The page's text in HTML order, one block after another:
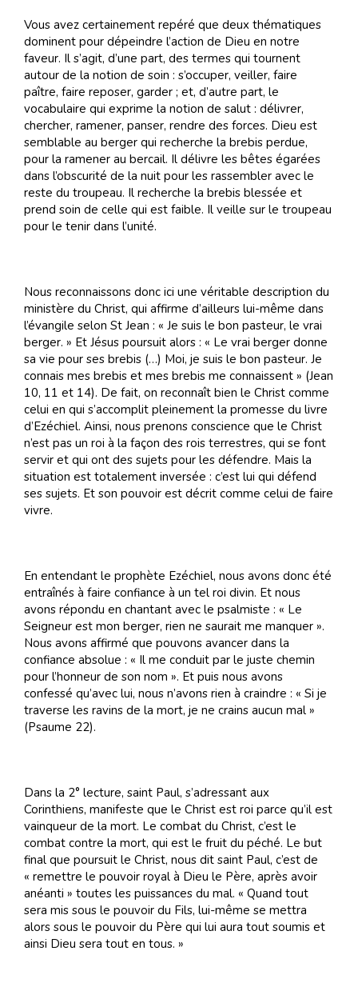
Vous avez certainement repéré que deux thématiques
dominent pour dépeindre l’action de Dieu en notre
faveur. Il s’agit, d’une part, des termes qui tournent
autour de la notion de soin : s’occuper, veiller, faire
paître, faire reposer, garder ; et, d’autre part, le
vocabulaire qui exprime la notion de salut : délivrer,
chercher, ramener, panser, rendre des forces. Dieu est
semblable au berger qui recherche la brebis perdue,
pour la ramener au bercail. Il délivre les bêtes égarées
dans l’obscurité de la nuit pour les rassembler avec le
reste du troupeau. Il recherche la brebis blessée et
prend soin de celle qui est faible. Il veille sur le troupeau
pour le tenir dans l’unité.
Nous reconnaissons donc ici une véritable description du
ministère du Christ, qui affirme d’ailleurs lui-même dans
l’évangile selon St Jean : « Je suis le bon pasteur, le vrai
berger. » Et Jésus poursuit alors : « Le vrai berger donne
sa vie pour ses brebis (…) Moi, je suis le bon pasteur. Je
connais mes brebis et mes brebis me connaissent » (Jean
10, 11 et 14). De fait, on reconnaît bien le Christ comme
celui en qui s’accomplit pleinement la promesse du livre
d’Ezéchiel. Ainsi, nous prenons conscience que le Christ
n’est pas un roi à la façon des rois terrestres, qui se font
servir et qui ont des sujets pour les défendre. Mais la
situation est totalement inversée : c’est lui qui défend
ses sujets. Et son pouvoir est décrit comme celui de faire
vivre.
En entendant le prophète Ezéchiel, nous avons donc été
entraînés à faire confiance à un tel roi divin. Et nous
avons répondu en chantant avec le psalmiste : « Le
Seigneur est mon berger, rien ne saurait me manquer ».
Nous avons affirmé que pouvons avancer dans la
confiance absolue : « Il me conduit par le juste chemin
pour l’honneur de son nom ». Et puis nous avons
confessé qu’avec lui, nous n’avons rien à craindre : « Si je
traverse les ravins de la mort, je ne crains aucun mal »
(Psaume 22).
Dans la 2° lecture, saint Paul, s’adressant aux
Corinthiens, manifeste que le Christ est roi parce qu’il est
vainqueur de la mort. Le combat du Christ, c’est le
combat contre la mort, qui est le fruit du péché. Le but
final que poursuit le Christ, nous dit saint Paul, c’est de
« remettre le pouvoir royal à Dieu le Père, après avoir
anéanti » toutes les puissances du mal. « Quand tout
sera mis sous le pouvoir du Fils, lui-même se mettra
alors sous le pouvoir du Père qui lui aura tout soumis et
ainsi Dieu sera tout en tous. »